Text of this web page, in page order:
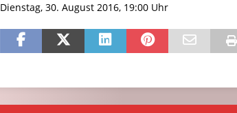
Dienstag, 30. August 2016, 19:00 Uhr